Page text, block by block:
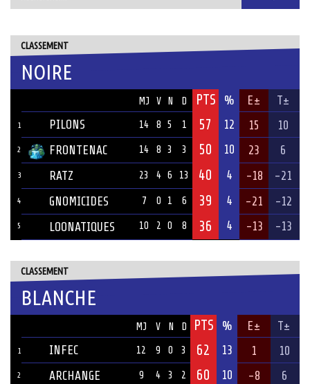
CLASSEMENT
NOIRE
MJ V N D PTS % E± T±
1 PILONS 14 8 5 1 57 12 15 10
2 FRONTENAC 14 8 3 3 50 10 23 6
3 RATZ 23 4 6 13 40 4 -18 -21
4 GNOMICIDES 7 0 1 6 39 4 -21 -12
5 LOONATIQUES 10 2 0 8 36 4 -13 -13
CLASSEMENT
BLANCHE
MJ V N D PTS % E± T±
1 INFEC 12 9 0 3 62 13 1 10
2 ARCHANGE 9 4 3 2 60 10 -8 6